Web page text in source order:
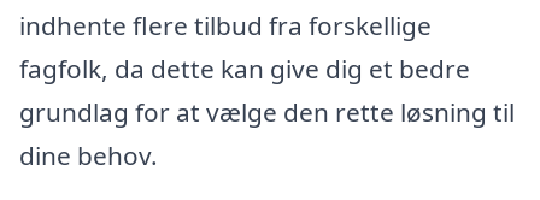
indhente flere tilbud fra forskellige
fagfolk, da dette kan give dig et bedre
grundlag for at vælge den rette løsning til
dine behov.